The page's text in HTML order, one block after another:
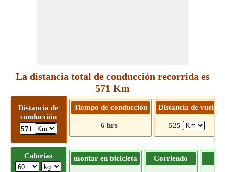
La distancia total de conducción recorrida es
571 Km
Distancia de
conducción
571
Tiempo de conducción
6 hrs
Distancia de vuelo
525
Calorías montar en bicicleta Corriendo